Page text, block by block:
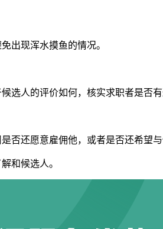
出现浑水摸鱼的情况。
选人的评价如何，核实求职者是否有
否还愿意雇佣他，或者是否还希望
和候选人。